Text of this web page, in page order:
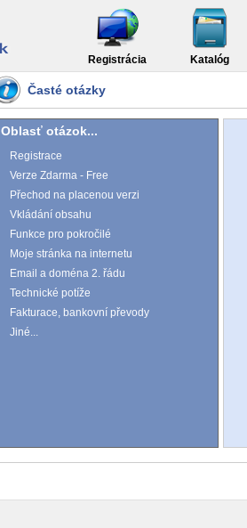
Registrácia Katalóg
Časté otázky
Oblasť otázok...
Registrace
Verze Zdarma - Free
Přechod na placenou verzi
Vkládání obsahu
Funkce pro pokročilé
Moje stránka na internetu
Email a doména 2. řádu
Technické potíže
Fakturace, bankovní převody
Jiné...